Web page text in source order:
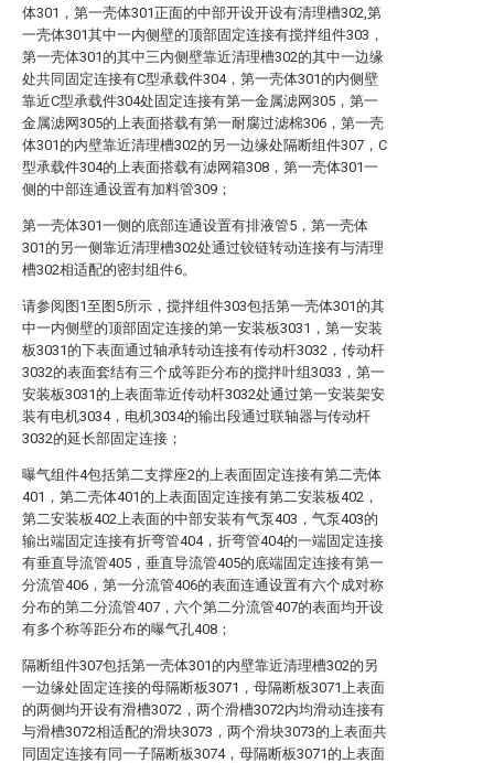
体301，第一壳体301正面的中部开设开设有清理槽302,第
一壳体301其中一内侧壁的顶部固定连接有搅拌组件303，
第一壳体301的其中三内侧壁靠近清理槽302的其中一边缘
处共同固定连接有C型承载件304，第一壳体301的内侧壁
靠近C型承载件304处固定连接有第一金属滤网305，第一
金属滤网305的上表面搭载有第一耐腐过滤棉306，第一壳
体301的内壁靠近清理槽302的另一边缘处隔断组件307，C
型承载件304的上表面搭载有滤网箱308，第一壳体301一
侧的中部连通设置有加料管309；
第一壳体301一侧的底部连通设置有排液管5，第一壳体
301的另一侧靠近清理槽302处通过铰链转动连接有与清理
槽302相适配的密封组件6。
请参阅图1至图5所示，搅拌组件303包括第一壳体301的其
中一内侧壁的顶部固定连接的第一安装板3031，第一安装
板3031的下表面通过轴承转动连接有传动杆3032，传动杆
3032的表面套结有三个成等距分布的搅拌叶组3033，第一
安装板3031的上表面靠近传动杆3032处通过第一安装架安
装有电机3034，电机3034的输出段通过联轴器与传动杆
3032的延长部固定连接；
曝气组件4包括第二支撑座2的上表面固定连接有第二壳体
401，第二壳体401的上表面固定连接有第二安装板402，
第二安装板402上表面的中部安装有气泵403，气泵403的
输出端固定连接有折弯管404，折弯管404的一端固定连接
有垂直导流管405，垂直导流管405的底端固定连接有第一
分流管406，第一分流管406的表面连通设置有六个成对称
分布的第二分流管407，六个第二分流管407的表面均开设
有多个称等距分布的曝气孔408；
隔断组件307包括第一壳体301的内壁靠近清理槽302的另
一边缘处固定连接的母隔断板3071，母隔断板3071上表面
的两侧均开设有滑槽3072，两个滑槽3072内均滑动连接有
与滑槽3072相适配的滑块3073，两个滑块3073的上表面共
同固定连接有同一子隔断板3074，母隔断板3071的上表面